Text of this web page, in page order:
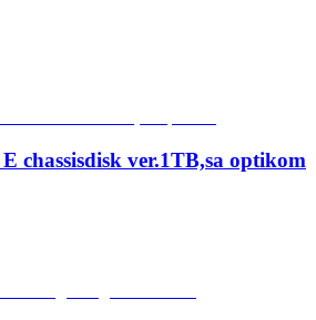
chassisdisk ver.1TB,sa optikom